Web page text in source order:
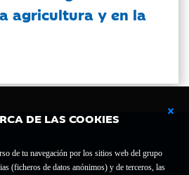
DE LAS COOKIES
de tu navegación por los sitios web del grupo
(ficheros de datos anónimos) y de terceros, las
agricultura y en la